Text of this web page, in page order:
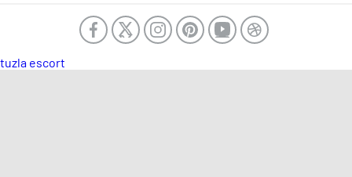
tuzla escort